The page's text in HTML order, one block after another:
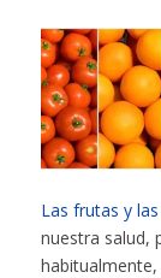
Las frutas y
nuestra salud,